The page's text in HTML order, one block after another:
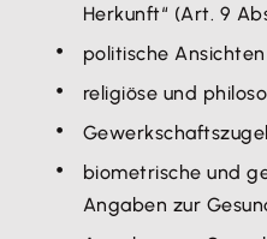
Herkunft“ (Art. 9
politische Ansichten
religiöse und
biometrische und
Angaben zur